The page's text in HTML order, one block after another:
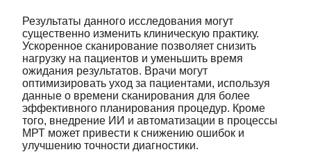
Результаты данного исследования могут
существенно изменить клиническую практику.
Ускоренное сканирование позволяет снизить
нагрузку на пациентов и уменьшить время
ожидания результатов. Врачи могут
оптимизировать уход за пациентами, используя
данные о времени сканирования для более
эффективного планирования процедур. Кроме
того, внедрение ИИ и автоматизации в процессы
МРТ может привести к снижению ошибок и
улучшению точности диагностики.